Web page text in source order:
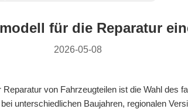
für die Reparatur
2026-05-08
von Fahrzeugteilen ist die Wahl des
unterschiedlichen Baujahren, regionalen